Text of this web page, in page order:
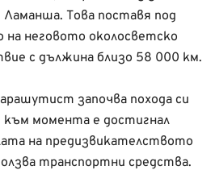
Това поставя под
неговото околосветско
с дължина близо 58 000 км.
започва похода си
към момента е достигнал
на предизвикателството
транспортни средства.